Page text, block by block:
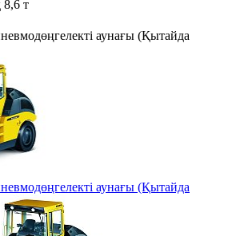
8,6 т
аунағы (Қытайда
аунағы (Қытайда